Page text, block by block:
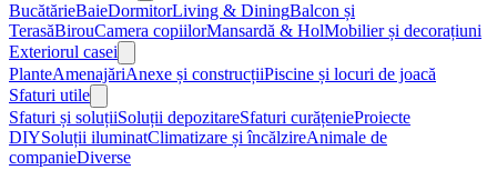
BucătărieBaieDormitorLiving & DiningBalcon și
TerasăBirouCamera copiilorMansardă & HolMobilier și decorațiuni
Exteriorul casei
PlanteAmenajăriAnexe și construcțiiPiscine și locuri de joacă
Sfaturi utile
Sfaturi și soluțiiSoluții depozitareSfaturi curățenieProiecte
DIYSoluții iluminatClimatizare și încălzireAnimale de
companieDiverse